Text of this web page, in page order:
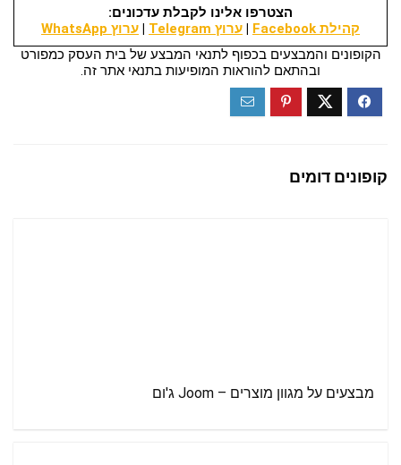
הצטרפו אלינו לקבלת עדכונים:
קהילת Facebook
| ערוץ Telegram | ערוץ WhatsApp
הקופונים והמבצעים בכפוף לתנאי המבצע של בית העסק כמפורט
ובהתאם להוראות המופיעות בתנאי אתר זה.
קופונים דומים
מבצעים על מגוון מוצרים – Joom ג'ום